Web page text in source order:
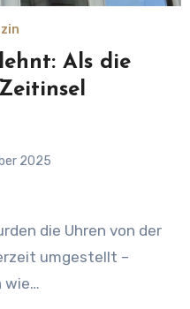
Als die
2025
die Uhren von der
umgestellt –
wie…